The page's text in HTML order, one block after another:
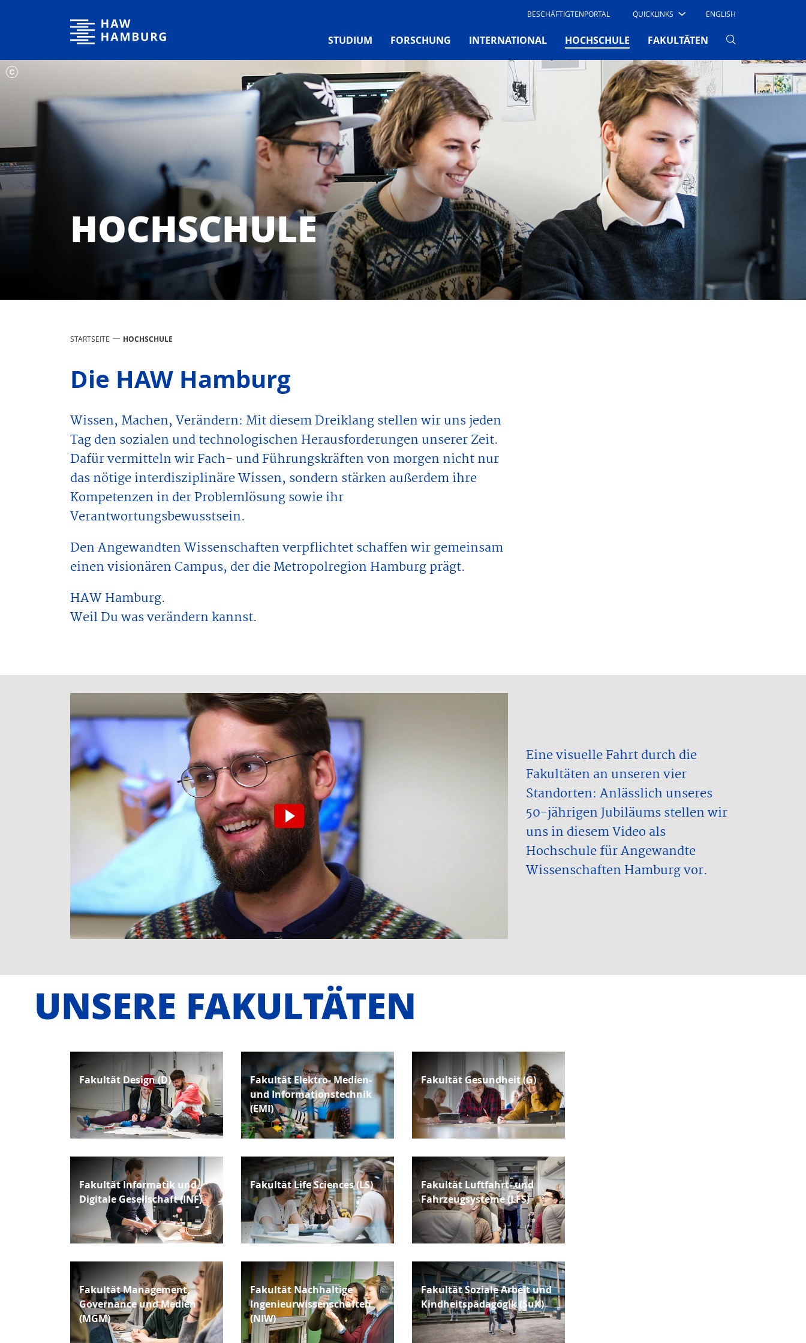
Hochschule für Angewandte Wissenschaften Hamburg BESCHÄFTIGTENPORTAL QUICKLINKS ENGLISH
STUDIUM FORSCHUNG INTERNATIONAL HOCHSCHULE (CURRENT)
FAKULTÄTEN
HOCHSCHULE
STARTSEITE HOCHSCHULE
Die HAW Hamburg
Wissen, Machen, Verändern: Mit diesem Dreiklang stellen wir uns jeden
Tag den sozialen und technologischen Herausforderungen unserer Zeit.
Dafür vermitteln wir Fach- und Führungskräften von morgen nicht nur
das nötige interdisziplinäre Wissen, sondern stärken außerdem ihre
Kompetenzen in der Problemlösung sowie ihr
Verantwortungsbewusstsein.
Den Angewandten Wissenschaften verpflichtet schaffen wir gemeinsam
einen visionären Campus, der die Metropolregion Hamburg prägt.
HAW Hamburg.
Weil Du was verändern kannst.
Wir möchten Sie darauf hinweisen, dass nach der Aktivierung Daten an den jeweiligen
Anbieter übermittelt werden.
Video aktivieren.
Eine visuelle Fahrt durch die
Fakultäten an unseren vier
Standorten: Anlässlich unseres
50-jährigen Jubiläums stellen wir
uns in diesem Video als
Hochschule für Angewandte
Wissenschaften Hamburg vor.
UNSERE FAKULTÄTEN
Fakultät Design (D)
Fakultät Informatik und
Digitale Gesellschaft (INF)
Fakultät Management,
Governance und Medien
(MGM)
Fakultät Elektro- Medien-
und Informationstechnik
(EMI)
Fakultät Life Sciences (LS)
Fakultät Nachhaltige
Ingenieurwissenschaften
(NIW)
Fakultät Gesundheit (G)
Fakultät Luftfahrt- und
Fahrzeugsysteme (LFS)
Fakultät Soziale Arbeit und
Kindheitspädagogik (SuK)